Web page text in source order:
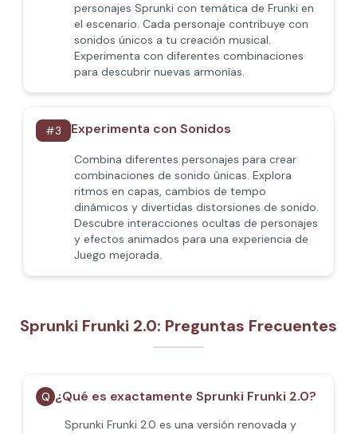
personajes Sprunki con temática de Frunki en
el escenario. Cada personaje contribuye con
sonidos únicos a tu creación musical.
Experimenta con diferentes combinaciones
para descubrir nuevas armonías.
#3 Experimenta con Sonidos
Combina diferentes personajes para crear
combinaciones de sonido únicas. Explora
ritmos en capas, cambios de tempo
dinámicos y divertidas distorsiones de sonido.
Descubre interacciones ocultas de personajes
y efectos animados para una experiencia de
Juego mejorada.
Sprunki Frunki 2.0: Preguntas Frecuentes
Q ¿Qué es exactamente Sprunki Frunki 2.0?
Sprunki Frunki 2.0 es una versión renovada y